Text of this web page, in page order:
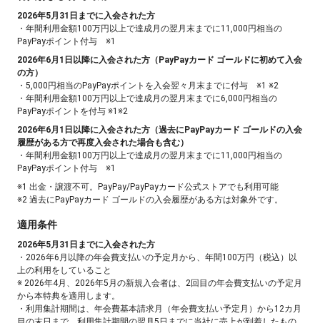
2026年5月31日までに入会された方
・年間利用金額100万円以上で達成月の翌月末までに11,000円相当の
PayPayポイント付与 ※1
2026年6月1日以降に入会された方（PayPayカード ゴールドに初めて入会
の方）
・5,000円相当のPayPayポイントを入会翌々月末までに付与 ※1 ※2
・年間利用金額100万円以上で達成月の翌月末までに6,000円相当の
PayPayポイントを付与 ※1※2
2026年6月1日以降に入会された方（過去にPayPayカード ゴールドの入会
履歴がある方で再度入会された場合も含む）
・年間利用金額100万円以上で達成月の翌月末までに11,000円相当の
PayPayポイント付与 ※1
※1 出金・譲渡不可。PayPay/PayPayカード公式ストアでも利用可能
※2 過去にPayPayカード ゴールドの入会履歴がある方は対象外です。
適用条件
2026年5月31日までに入会された方
・2026年6月以降の年会費支払いの予定月から、年間100万円（税込）以
上の利用をしていること
※ 2026年4月、2026年5月の新規入会者は、2回目の年会費支払いの予定月
から本特典を適用します。
・利用集計期間は、年会費基本請求月（年会費支払い予定月）から12カ月